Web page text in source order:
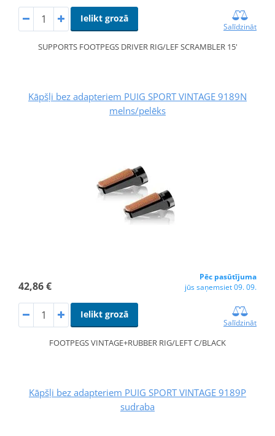
Ielikt grozā
Salīdzināt
SUPPORTS FOOTPEGS DRIVER RIG/LEF SCRAMBLER 15'
Kāpšļi bez adapteriem PUIG SPORT VINTAGE 9189N
melns/pelēks
42,86 €
Pēc pasūtījuma
jūs saņemsiet 09. 09.
Ielikt grozā
Salīdzināt
FOOTPEGS VINTAGE+RUBBER RIG/LEFT C/BLACK
Kāpšļi bez adapteriem PUIG SPORT VINTAGE 9189P
sudraba